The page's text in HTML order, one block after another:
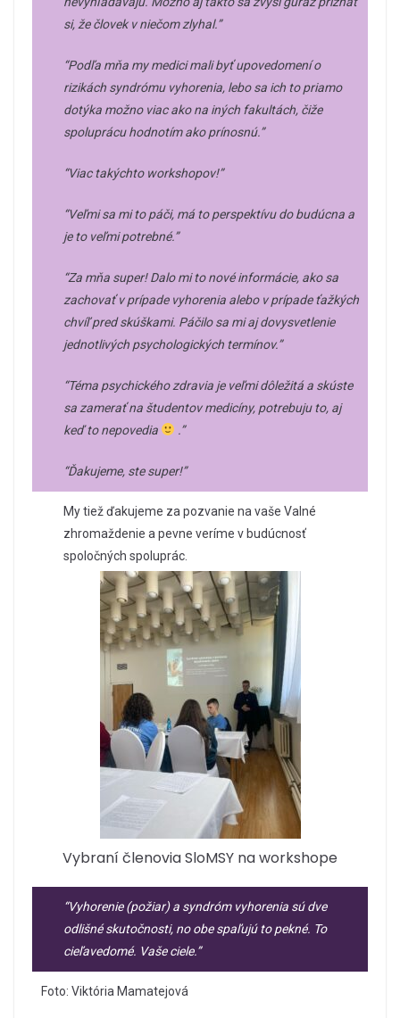
si, že človek v niečom zlyhal.”
“Podľa mňa my medici mali byť upovedomení o
rizikách syndrómu vyhorenia, lebo sa ich to priamo
dotýka možno viac ako na iných fakultách, čiže
spoluprácu hodnotím ako prínosnú.”
“Viac takýchto workshopov!”
“Veľmi sa mi to páči, má to perspektívu do budúcna a
je to veľmi potrebné.”
“Za mňa super! Dalo mi to nové informácie, ako sa
zachovať v prípade vyhorenia alebo v prípade ťažkých
chvíľ pred skúškami. Páčilo sa mi aj dovysvetlenie
jednotlivých psychologických termínov.”
“Téma psychického zdravia je veľmi dôležitá a skúste
sa zamerať na študentov medicíny, potrebuju to, aj
keď to nepovedia
.”
“Ďakujeme, ste super!”
My tiež ďakujeme za pozvanie na vaše Valné
zhromaždenie a pevne veríme v budúcnosť
spoločných spoluprác.
Vybraní členovia SloMSY na workshope
“Vyhorenie (požiar) a syndróm vyhorenia sú dve
odlišné skutočnosti, no obe spaľujú to pekné. To
cieľavedomé. Vaše ciele.”
Foto: Viktória Mamatejová